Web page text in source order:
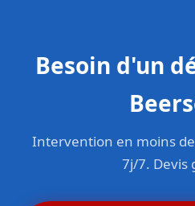
Besoin d'un
Intervention en moins
7j/7. Devis